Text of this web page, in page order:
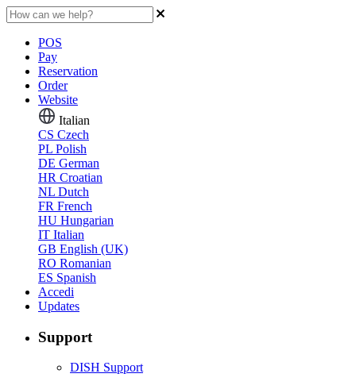
POS
Pay
Reservation
Order
Website
Italian
CS Czech
PL Polish
DE German
HR Croatian
NL Dutch
FR French
HU Hungarian
IT Italian
GB English (UK)
RO Romanian
ES Spanish
Accedi
Updates
Support
DISH Support